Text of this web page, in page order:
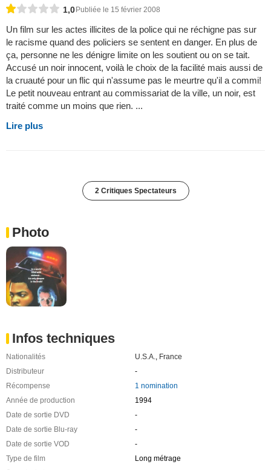
1,0Publiée le 15 février 2008
Un film sur les actes illicites de la police qui ne réchigne pas sur
le racisme quand des policiers se sentent en danger. En plus de
ça, personne ne les dénigre limite on les soutient ou on se tait.
Accusé un noir innocent, voilà le choix de la facilité mais aussi de
la cruauté pour un flic qui n'assume pas le meurtre qu'il a commi!
Le petit nouveau entrant au commissariat de la ville, un noir, est
traité comme un moins que rien. ...
Lire plus
2 Critiques Spectateurs
Photo
Infos techniques
Nationalités U.S.A., France
Distributeur
-
Récompense
1 nomination
Année de production
1994
Date de sortie DVD
-
Date de sortie Blu-ray
-
Date de sortie VOD
-
Type de film
Long métrage